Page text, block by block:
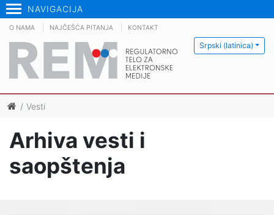
NAVIGACIJA
Srpski (latinica)
O NAMA NAJČEŠĆA PITANJA KONTAKT
Vesti
Arhiva vesti i
saopštenja